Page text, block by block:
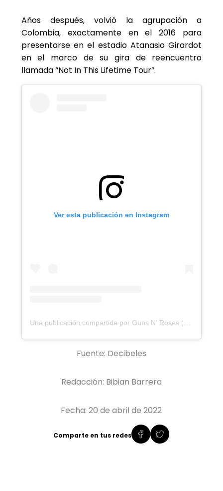
Años después, volvió la agrupación a
Colombia, exactamente en el 2016 para
presentarse en el estadio Atanasio Girardot
en el marco de su gira de reencuentro
llamada “Not In This Lifetime Tour”.
Ver esta publicación en Instagram
Una publicación compartida por Guns N' Roses (@gunsnroses)
Fuente: Decibeles
Redacción: Bibian Barrera
Fecha: 20 de abril de 2022
Comparte en tus redes